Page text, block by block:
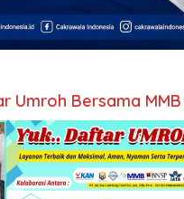
Umroh Bersama MMB